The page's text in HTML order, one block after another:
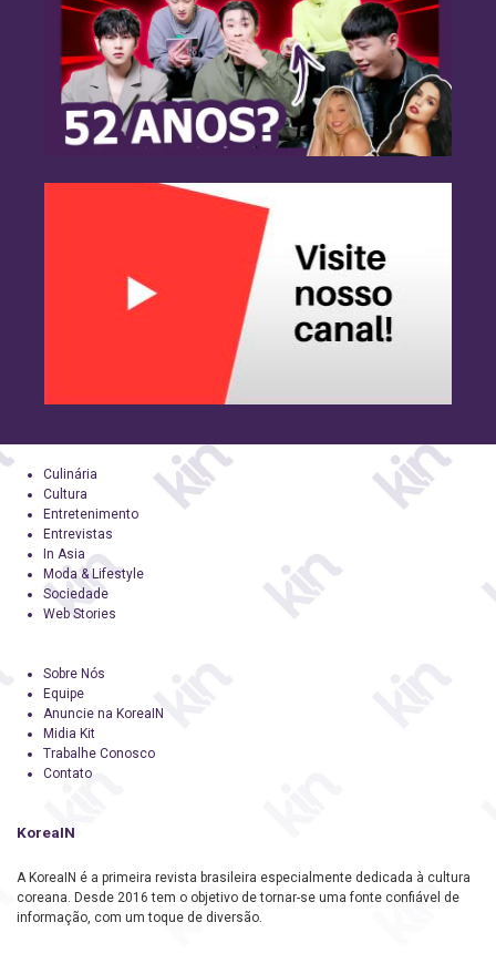
Culinária
Cultura
Entretenimento
Entrevistas
In Asia
Moda & Lifestyle
Sociedade
Web Stories
Sobre Nós
Equipe
Anuncie na KoreaIN
Midia Kit
Trabalhe Conosco
Contato
KoreaIN
A KoreaIN é a primeira revista brasileira especialmente dedicada à cultura
coreana. Desde 2016 tem o objetivo de tornar-se uma fonte confiável de
informação, com um toque de diversão.